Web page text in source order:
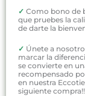
✓ Como bono de
que pruebes la
de darte la
✓ Únete a
marcar la
se convierte en
recompensado
en nuestra
siguiente